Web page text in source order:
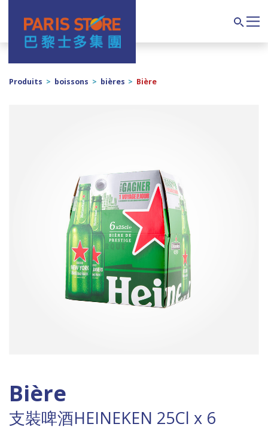
Navigation principale
Produits > boissons > bières > Bière
Bière
支裝啤酒HEINEKEN 25Cl x 6